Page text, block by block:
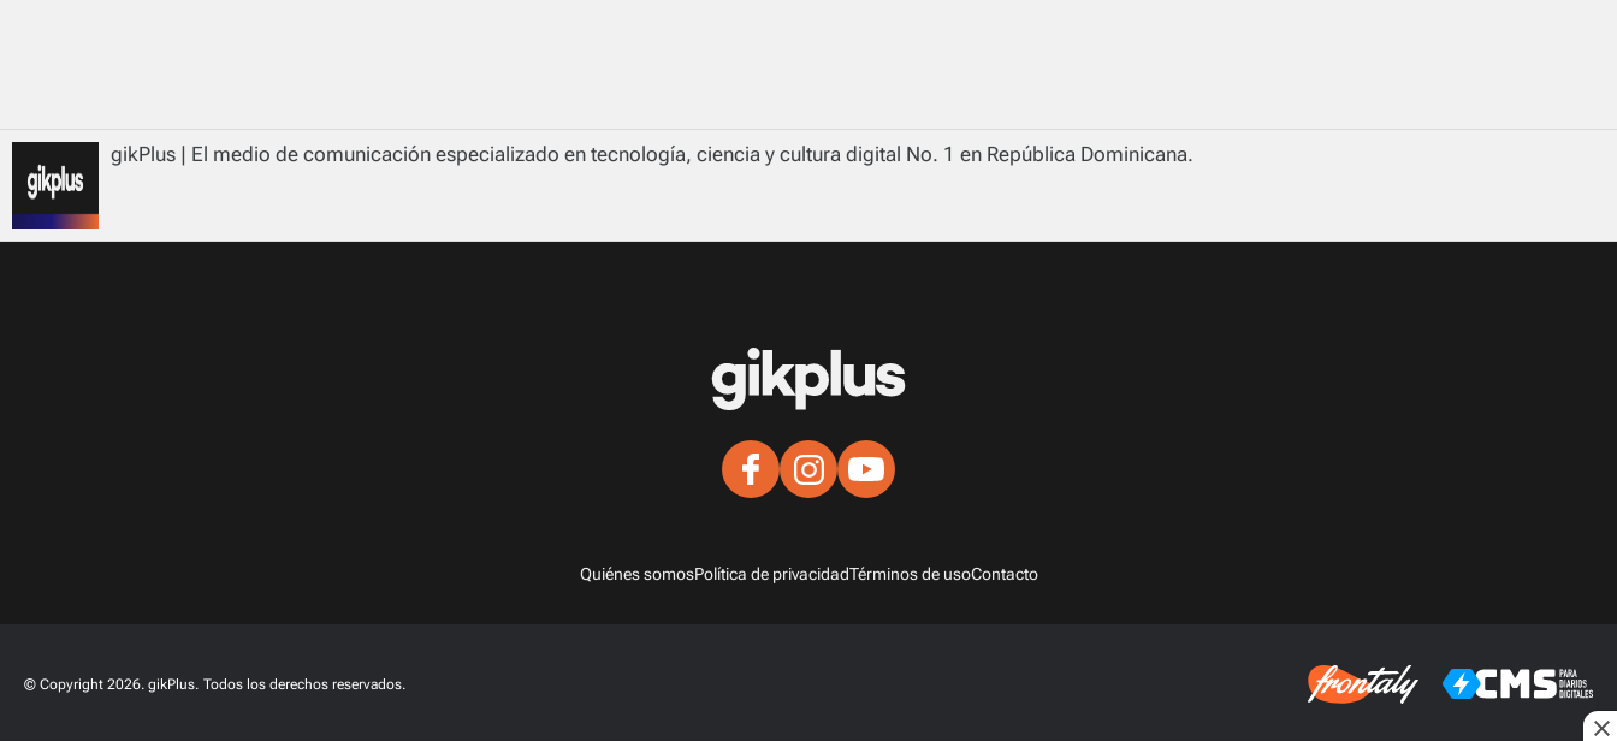
gikPlus | El medio de comunicación especializado en tecnología, ciencia y cultura digital No. 1 en República Dominicana.
Quiénes somosPolítica de privacidadTérminos de usoContacto
© Copyright 2026. gikPlus. Todos los derechos reservados.